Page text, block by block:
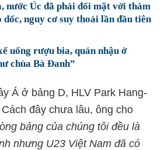
nước Úc đã phải đối mặt với thảm
nguy cơ suy thoái lần đầu tiên
uống rượu bia, quán nhậu ở
chùa Bà Đanh”
Á ở bảng D, HLV Park Hang-
đây chưa lâu, ông cho
bảng của chúng tôi đều là
nhưng U23 Việt Nam đã có